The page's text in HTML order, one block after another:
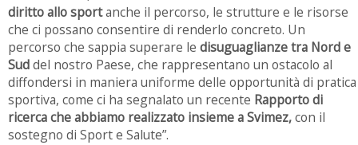
diritto allo sportanche il percorso, le strutture e le risorse
che ci possano consentire di renderlo concreto. Un
percorso che sappia superare le disuguaglianze tra Nord e
Suddel nostro Paese, che rappresentano un ostacolo al
diffondersi in maniera uniforme delle opportunità di pratica
sportiva, come ci ha segnalato un recente Rapporto di
ricerca che abbiamo realizzato insieme a Svimez,con il
sostegno di Sport e Salute”.